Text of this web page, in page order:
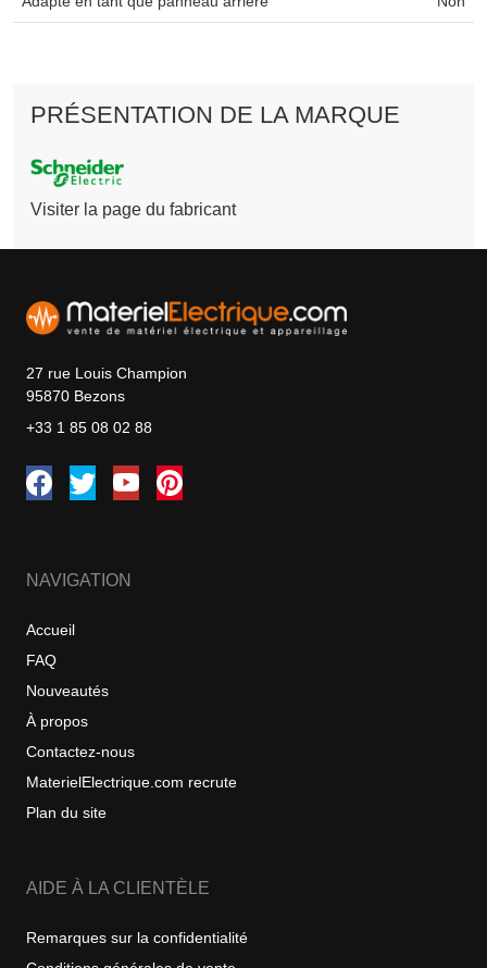
PRÉSENTATION DE LA MARQUE
Visiter la page du fabricant
27 rue Louis Champion
95870 Bezons
+33 1 85 08 02 88
NAVIGATION
Accueil
FAQ
Nouveautés
À propos
Contactez-nous
MaterielElectrique.com recrute
Plan du site
AIDE À LA CLIENTÈLE
Remarques sur la confidentialité